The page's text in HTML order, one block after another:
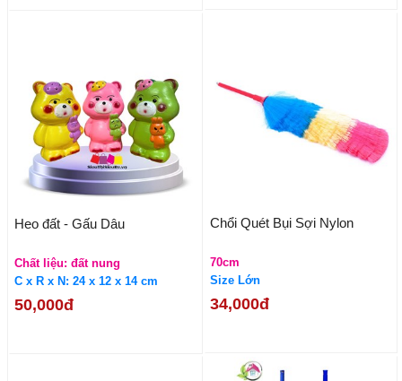
Heo đất - Gấu Dâu
Chất liệu: đất nung
C x R x N: 24 x 12 x 14 cm
50,000đ
Chổi Quét Bụi Sợi Nylon
70cm
Size Lớn
34,000đ